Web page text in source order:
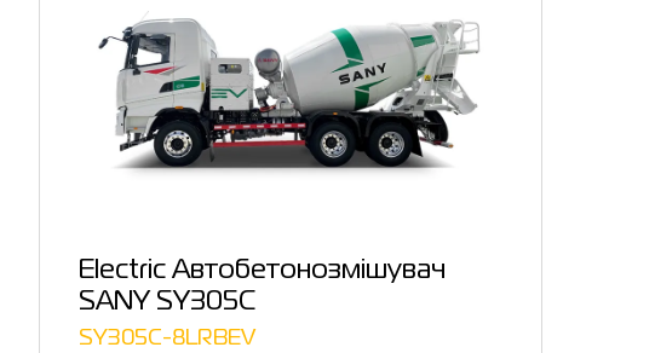
Electric Автобетонозмішувач
SANY SY305C
SY305C-8LRBEV